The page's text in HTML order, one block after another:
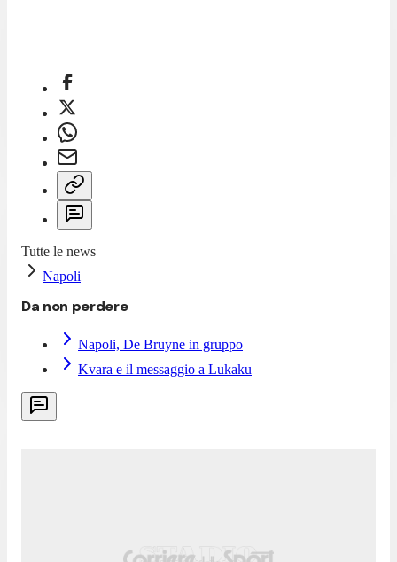
Tutte le news
Napoli
Da non perdere
Napoli, De Bruyne in gruppo
Kvara e il messaggio a Lukaku